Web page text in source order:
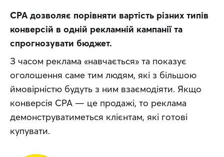
CPA дозволяє порівняти вартість різних типів
конверсій в одній рекламній кампанії та
спрогнозувати бюджет.
З часом реклама «навчається» та показує
оголошення саме тим людям, які з більшою
ймовірністю будуть з ним взаємодіяти. Якщо
конверсія CPA — це продажі, то реклама
демонструватиметься клієнтам, які готові
купувати.